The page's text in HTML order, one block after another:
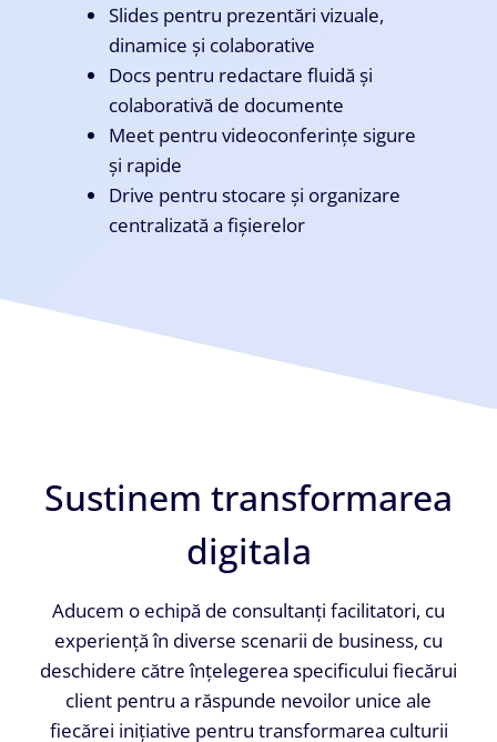
Slides pentru prezentări vizuale,
dinamice și colaborative
Docs pentru redactare fluidă și
colaborativă de documente
Meet pentru videoconferințe sigure
și rapide
Drive pentru stocare și organizare
centralizată a fișierelor
Sustinem transformarea
digitala
Aducem o echipă de consultanți facilitatori, cu
experiență în diverse scenarii de business, cu
deschidere către înțelegerea specificului fiecărui
client pentru a răspunde nevoilor unice ale
fiecărei inițiative pentru transformarea culturii